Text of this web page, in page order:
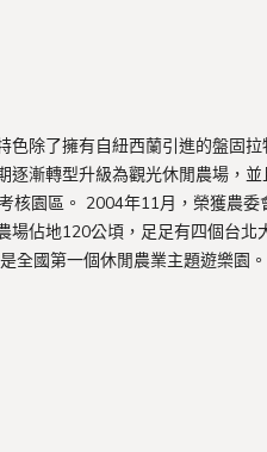
色除了擁有自紐西蘭引進的盤固
逐漸轉型升級為觀光休閒農場，
核園區。 2004年11月，榮獲農
場佔地120公頃，足足有四個台北
全國第一個休閒農業主題遊樂園。